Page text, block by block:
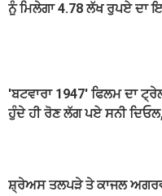
ਨੂੰ ਮਿਲੇਗਾ 4.78 ਲੱਖ ਰੁਪਏ ਦਾ
'ਬਟਵਾਰਾ 1947' ਫਿਲਮ ਦਾ
ਹੁੰਦੇ ਹੀ ਰੋਣ ਲੱਗ ਪਏ ਸਨੀ
ਸ਼੍ਰੇਅਸ ਤਲਪੜੇ ਤੇ ਕਾਜਲ